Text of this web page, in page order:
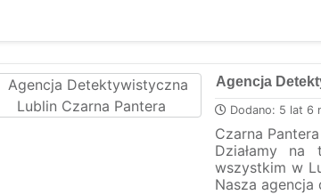
Agencja
Dodano: 5 lat 6
Czarna
Działamy na
wszystkim w
Nasza